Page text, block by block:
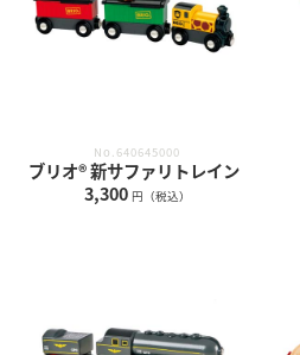
No.640645000
ブリオ® 新サファリトレイン
3,300 円（税込）